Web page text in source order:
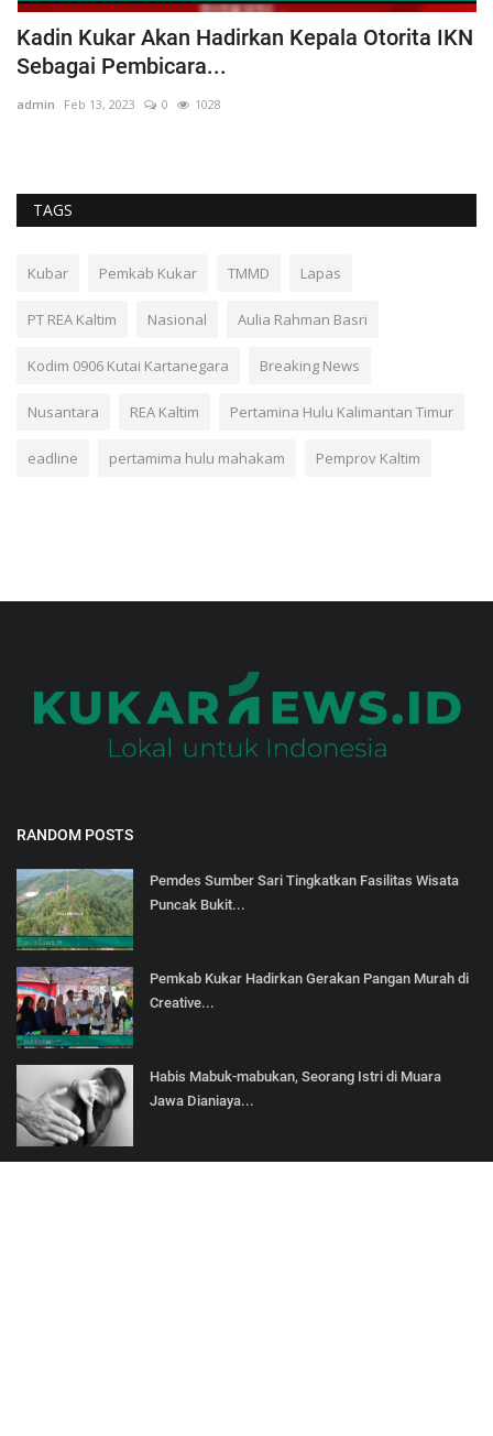
Kepala Otorita IKN
Dua Mahasiswa
TAGS
Kubar Pemkab Kukar TMMD Lapas
PT REA Kaltim Nasional Aulia Rahman Basri
Kodim 0906 Kutai Kartanegara Breaking News
Nusantara REA Kaltim Pertamina Hulu Kalimantan Timur
eadline pertamima hulu mahakam Pemprov Kaltim
RANDOM POSTS
Pemdes Sumber Sari Tingkatkan Fasilitas Wisata
Puncak Bukit...
Pemkab Kukar Hadirkan Gerakan Pangan Murah di
Creative...
Habis Mabuk-mabukan, Seorang Istri di Muara
Jawa Dianiaya...